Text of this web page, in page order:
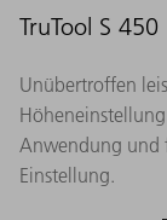
TruTool S 450
Unübertroffen
Anwendung und
Einstellung.